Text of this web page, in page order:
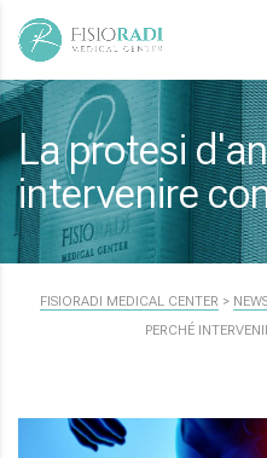
La protesi
intervenire
FISIORADI MEDICAL CENTER >
PERCHÉ